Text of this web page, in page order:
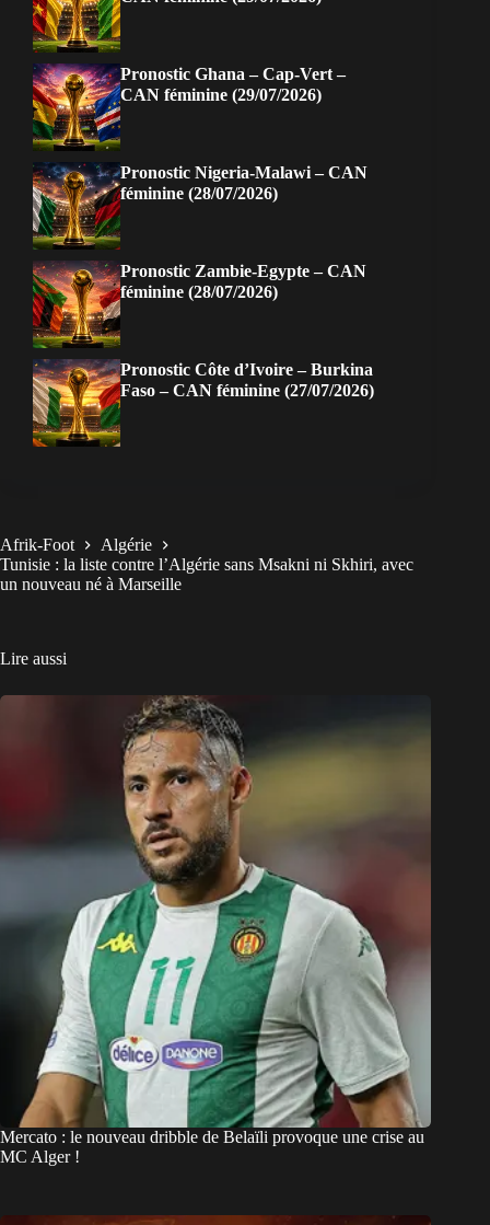
Pronostic Ghana – Cap-Vert –
CAN féminine (29/07/2026)
Pronostic Nigeria-Malawi – CAN
féminine (28/07/2026)
Pronostic Zambie-Egypte – CAN
féminine (28/07/2026)
Pronostic Côte d’Ivoire – Burkina
Faso – CAN féminine (27/07/2026)
Afrik-Foot
Algérie
Tunisie : la liste contre l’Algérie sans Msakni ni Skhiri, avec
un nouveau né à Marseille
Lire aussi
Mercato : le nouveau dribble de Belaïli provoque une crise au
MC Alger !